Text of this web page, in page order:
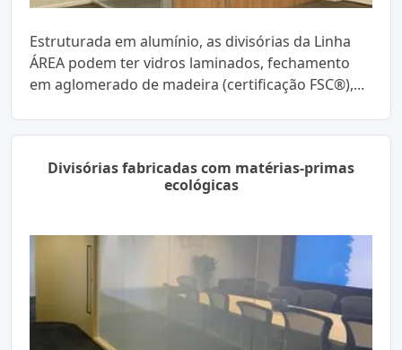
Estruturada em alumínio, as divisórias da Linha
ÁREA podem ter vidros laminados, fechamento
em aglomerado de madeira (certificação FSC®),...
Divisórias fabricadas com matérias-primas
ecológicas